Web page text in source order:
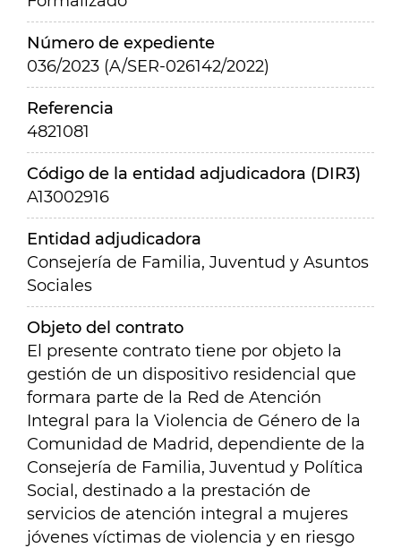
Número de expediente
036/2023 (A/SER-026142/2022)
Referencia
4821081
Código de la entidad adjudicadora (DIR3)
A13002916
Entidad adjudicadora
Consejería de Familia, Juventud y Asuntos
Sociales
Objeto del contrato
El presente contrato tiene por objeto la
gestión de un dispositivo residencial que
formara parte de la Red de Atención
Integral para la Violencia de Género de la
Comunidad de Madrid, dependiente de la
Consejería de Familia, Juventud y Política
Social, destinado a la prestación de
servicios de atención integral a mujeres
jóvenes víctimas de violencia y en riesgo